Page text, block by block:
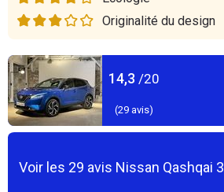
Originalité du design
14,3 /20
(29 avis)
Voir les 29 avis Nissan Qashqai 3